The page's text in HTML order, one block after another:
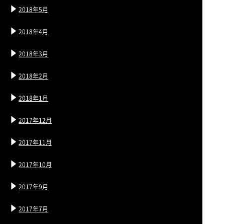
2018年5月
2018年4月
2018年3月
2018年2月
2018年1月
2017年12月
2017年11月
2017年10月
2017年9月
2017年7月